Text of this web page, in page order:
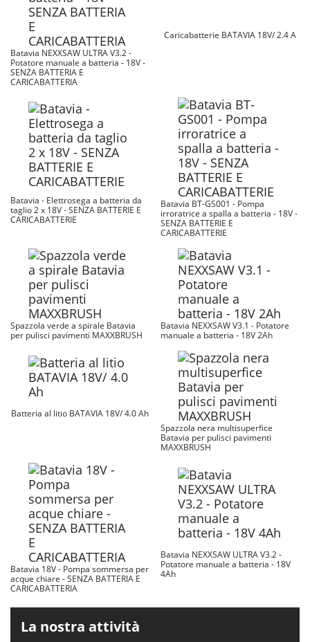
Batavia NEXXSAW ULTRA V3.2 -
Potatore manuale a batteria - 18V -
SENZA BATTERIA E
CARICABATTERIA
Caricabatterie BATAVIA 18V/ 2.4 A
Batavia - Elettrosega a batteria da
taglio 2 x 18V - SENZA BATTERIE E
CARICABATTERIE
Batavia BT-GS001 - Pompa
irroratrice a spalla a batteria - 18V -
SENZA BATTERIE E
CARICABATTERIE
Spazzola verde a spirale Batavia
per pulisci pavimenti MAXXBRUSH
Batavia NEXXSAW V3.1 - Potatore
manuale a batteria - 18V 2Ah
Batteria al litio BATAVIA 18V/ 4.0 Ah
Spazzola nera multisuperfice
Batavia per pulisci pavimenti
MAXXBRUSH
Batavia 18V - Pompa sommersa per
acque chiare - SENZA BATTERIA E
CARICABATTERIA
Batavia NEXXSAW ULTRA V3.2 -
Potatore manuale a batteria - 18V
4Ah
La nostra attività